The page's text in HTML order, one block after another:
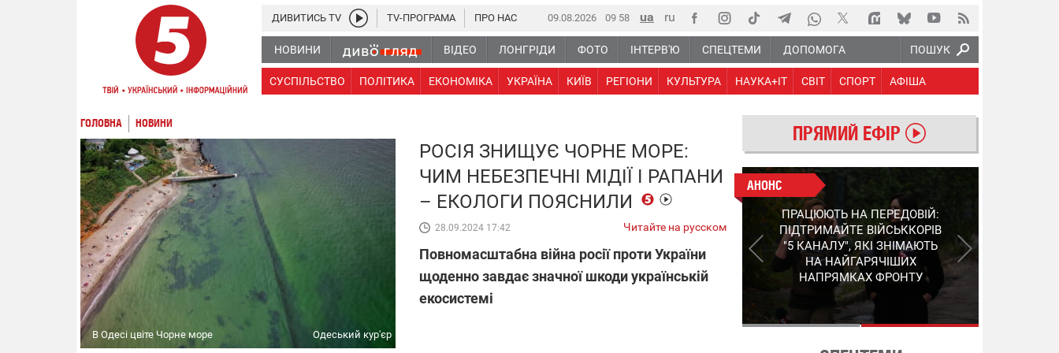
ПОШУК
09.08.2026 09:58
НОВИНИ ВІДЕО ЛОНГРІДИ ФОТО ІНТЕРВ'Ю СПЕЦТЕМИ ДОПОМОГА
СУСПІЛЬСТВО ПОЛІТИКА ЕКОНОМІКА УКРАЇНА КИЇВ РЕГІОНИ КУЛЬТУРА НАУКА+IT СВІТ СПОРТ АФІША
ДИВИТИСЬ TV TV-ПРОГРАМА ПРО НАС
ГОЛОВНА НОВИНИ
В Одесі цвіте Чорне море Одеський кур'єр
РОСІЯ ЗНИЩУЄ ЧОРНЕ МОРЕ:
ЧИМ НЕБЕЗПЕЧНІ МІДІЇ І РАПАНИ
– ЕКОЛОГИ ПОЯСНИЛИ
28.09.2024 17:42 Читайте на русском
Повномасштабна війна росії проти України
щоденно завдає значної шкоди українській
екосистемі
ПРЯМИЙ ЕФІР
АНОНС
КІНЕЦЬ ВОРОЖИМ
"МОЛНІЯМ" ТА FPV: ЯК
УКРАЇНСЬКИЙ STEP-3
ЗМІНЮЄ ПРАВИЛА ГРИ –
ПОДРОБИЦІ ПРО
ПЕРЕХОПЛЮВАЧ
АНОНС
ПРАЦЮЮТЬ НА ПЕРЕДОВІЙ:
ПІДТРИМАЙТЕ ВІЙСЬККОРІВ
"5 КАНАЛУ", ЯКІ ЗНІМАЮТЬ
НА НАЙГАРЯЧІШИХ
НАПРЯМКАХ ФРОНТУ